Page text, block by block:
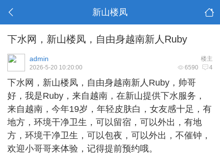
新山楼凤
下水网，新山楼凤，自由身越南新人Ruby
楼主
admin
6590 4
2026-5-20 10:20:00
下水网， 新山楼凤 ，自由身越南新人Ruby，帅哥
好，我是Ruby，来自越南，在新山提供下水服务，
来自越南，今年19岁，年轻皮肤白，女友感十足，有
地方，环境干净卫生，可以留宿，可以外出，有地
方，环境干净卫生，可以包夜，可以外出，不催钟，
欢迎小哥哥来体验，记得提前预约哦。